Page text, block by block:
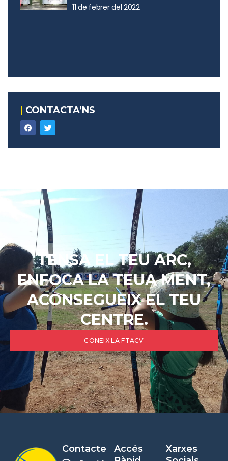
11 de febrer del 2022
| CONTACTA’NS
TENSA EL TEU ARC,
ENFOCA LA TEUA MENT,
ACONSEGUEIX EL TEU
CENTRE.
CONEIX LA FTACV
Contacte
Accés
Xarxes